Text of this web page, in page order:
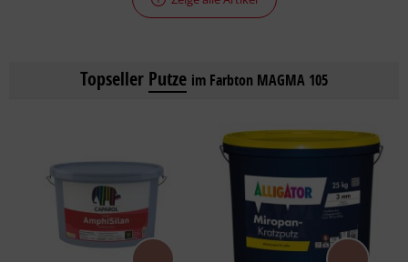
Topseller Putze im Farbton MAGMA 105